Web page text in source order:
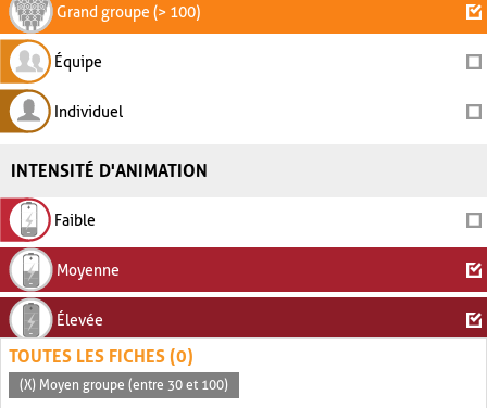
Grand groupe (> 100)
Équipe
Individuel
INTENSITÉ D'ANIMATION
Faible
Moyenne
Élevée
TOUTES LES FICHES (0)
(X) Moyen groupe (entre 30 et 100)